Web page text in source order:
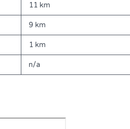
11 km
9 km
1 km
n/a